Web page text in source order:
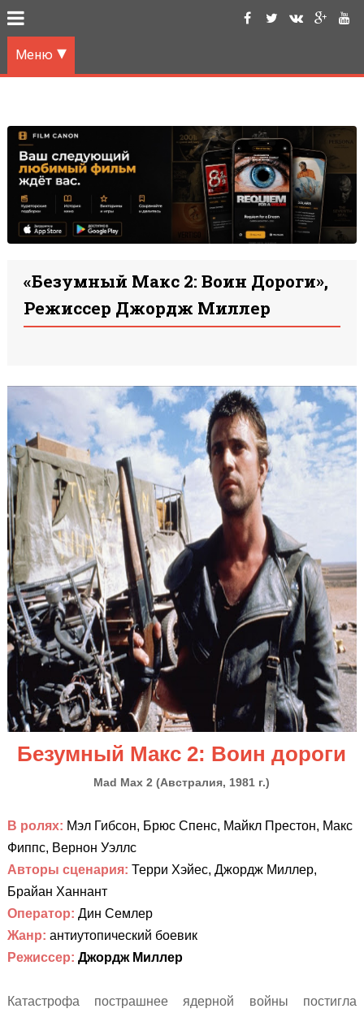
Меню
«Безумный Макс 2: Воин Дороги»,
Режиссер Джордж Миллер
Безумный Макс 2: Воин дороги
Mad Max 2(Австралия, 1981 г.)
В ролях: Мэл Гибсон, Брюс Спенс, Майкл Престон, Макс
Фиппс, Вернон Уэллс
Авторы сценария: Терри Хэйес, Джордж Миллер,
Брайан Ханнант
Оператор: Дин Семлер
Жанр: антиутопический боевик
Режиссер: Джордж Миллер
Катастрофа пострашнее ядерной войны постигла